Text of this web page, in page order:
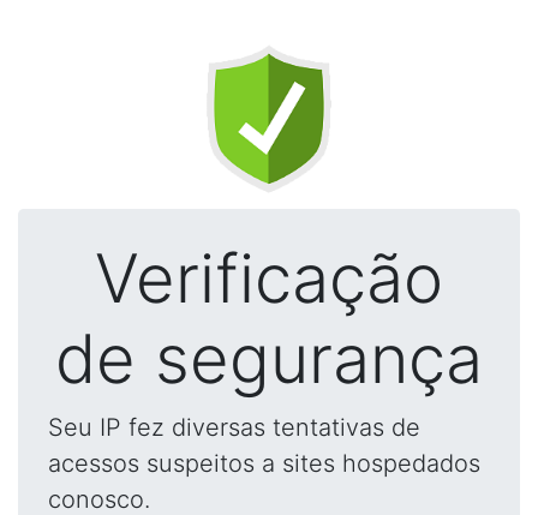
Verificação
de segurança
Seu IP fez diversas tentativas de
acessos suspeitos a sites hospedados
conosco.